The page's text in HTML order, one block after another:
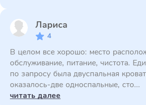
Лариса
4
В целом все хорошо: место
обслуживание, питание, чистота.
по запросу была двуспальная
оказалось-две односпальные, сто...
читать далее